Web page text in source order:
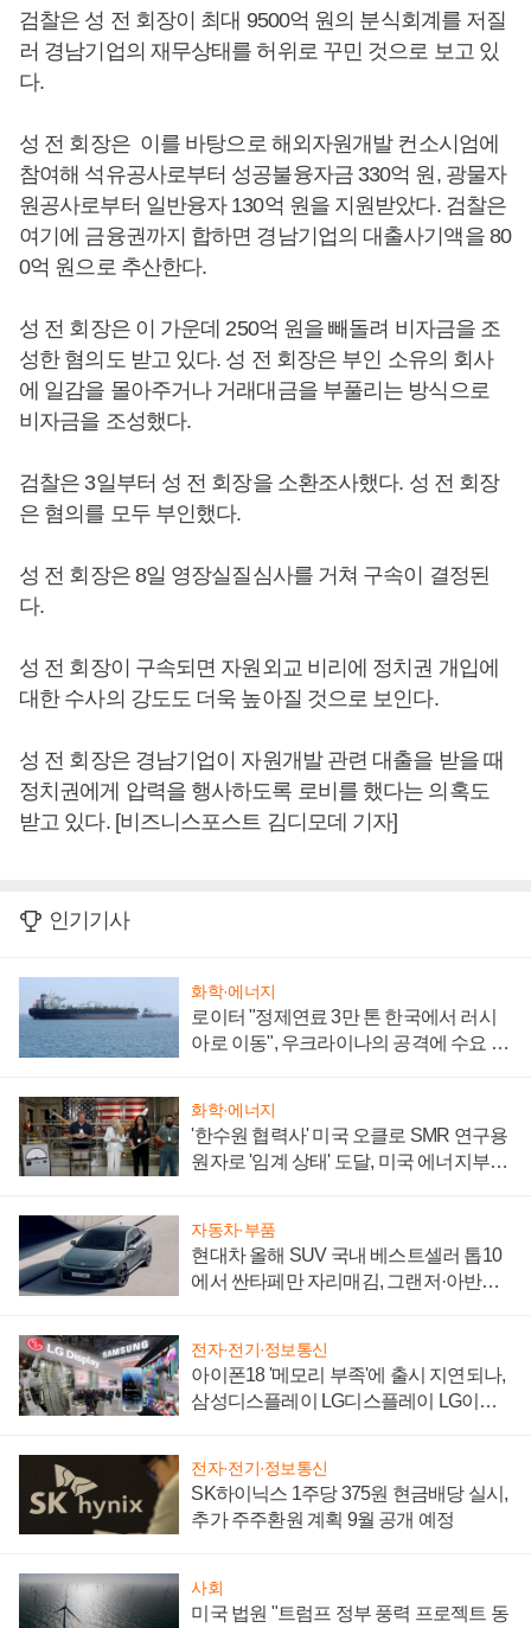
검찰은 성 전 회장이 최대 9500억 원의 분식회계를 저질
러 경남기업의 재무상태를 허위로 꾸민 것으로 보고 있
다.
성 전 회장은 이를 바탕으로 해외자원개발 컨소시엄에
참여해 석유공사로부터 성공불융자금 330억 원, 광물자
원공사로부터 일반융자 130억 원을 지원받았다. 검찰은
여기에 금융권까지 합하면 경남기업의 대출사기액을 80
0억 원으로 추산한다.
성 전 회장은 이 가운데 250억 원을 빼돌려 비자금을 조
성한 혐의도 받고 있다. 성 전 회장은 부인 소유의 회사
에 일감을 몰아주거나 거래대금을 부풀리는 방식으로
비자금을 조성했다.
검찰은 3일부터 성 전 회장을 소환조사했다. 성 전 회장
은 혐의를 모두 부인했다.
성 전 회장은 8일 영장실질심사를 거쳐 구속이 결정된
다.
성 전 회장이 구속되면 자원외교 비리에 정치권 개입에
대한 수사의 강도도 더욱 높아질 것으로 보인다.
성 전 회장은 경남기업이 자원개발 관련 대출을 받을 때
정치권에게 압력을 행사하도록 로비를 했다는 의혹도
받고 있다. [비즈니스포스트 김디모데 기자]
인기기사
화학·에너지
로이터 "정제연료 3만 톤 한국에서 러시
아로 이동", 우크라이나의 공격에 수요 늘
화학·에너지
'한수원 협력사' 미국 오클로 SMR 연구용
원자로 '임계 상태' 도달, 미국 에너지부
자동차·부품
현대차 올해 SUV 국내 베스트셀러 톱10
에서 싼타페만 자리매김, 그랜저·아반떼
전자·전기·정보통신
아이폰18 '메모리 부족'에 출시 지연되나,
삼성디스플레이 LG디스플레이 LG이노
전자·전기·정보통신
SK하이닉스 1주당 375원 현금배당 실시,
추가 주주환원 계획 9월 공개 예정
사회
미국 법원 "트럼프 정부 풍력 프로젝트 동